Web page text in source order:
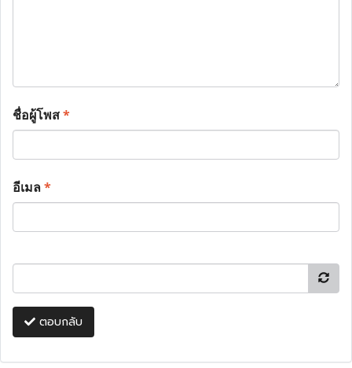
ชื่อผู้โพส*
อีเมล*
ตอบกลับ